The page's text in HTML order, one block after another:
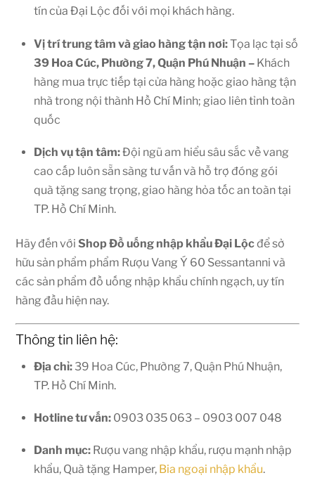
tín của Đại Lộc đối với mọi khách hàng.
Vị trí trung tâm và giao hàng tận nơi:Tọa lạc tại số
39 Hoa Cúc, Phường 7, Quận Phú Nhuận – Khách
hàng mua trực tiếp tại cửa hàng hoặc giao hàng tận
nhà trong nội thành Hồ Chí Minh; giao liên tỉnh toàn
quốc
Dịch vụ tận tâm:Đội ngũ am hiểu sâu sắc về vang
cao cấp luôn sẵn sàng tư vấn và hỗ trợ đóng gói
quà tặng sang trọng, giao hàng hỏa tốc an toàn tại
TP. Hồ Chí Minh.
Hãy đến vớiShopĐồ uống nhập khẩu Đại Lộcđể sở
hữu sản phẩm phẩm Rượu Vang Ý 60 Sessantanni và
các sản phẩm đồ uống nhập khẩu chính ngạch, uy tín
hàng đầu hiện nay.
Thông tin liên hệ:
Địa chỉ: 39 Hoa Cúc, Phường 7, Quận Phú Nhuận,
TP. Hồ Chí Minh.
Hotline tư vấn: 0903 035 063 – 0903 007 048
Danh mục: Rượu vang nhập khẩu, rượu mạnh nhập
khẩu, Quà tặng Hamper, Bia ngoại nhập khẩu.